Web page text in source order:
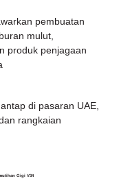
pembuatan
mulut,
produk penjagaan
di pasaran UAE,
rangkaian
Gigi V34